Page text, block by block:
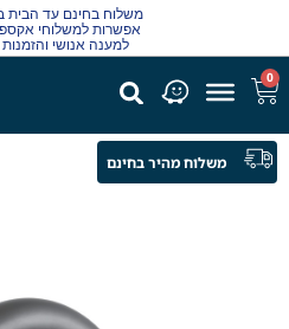
משלוח בחינם עד הבית
אפשרות למשלוחי
למענה אנושי והזמנות 04-9980997
0
משלוח מהיר בחינם